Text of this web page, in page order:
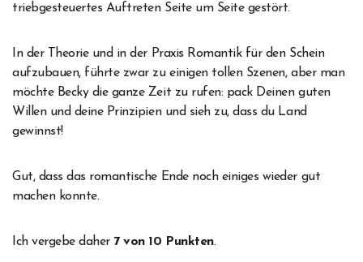
triebgesteuertes Auftreten Seite um Seite gestört.
In der Theorie und in der Praxis Romantik für den Schein
aufzubauen, führte zwar zu einigen tollen Szenen, aber man
möchte Becky die ganze Zeit zu rufen: pack Deinen guten
Willen und deine Prinzipien und sieh zu, dass du Land
gewinnst!
Gut, dass das romantische Ende noch einiges wieder gut
machen konnte.
Ich vergebe daher 7 von 10 Punkten.